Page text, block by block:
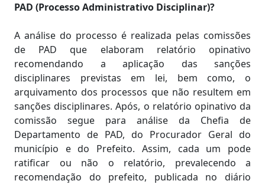
PAD (Processo Administrativo Disciplinar)?
A análise do processo é realizada pelas comissões
de PAD que elaboram relatório opinativo
recomendando a aplicação das sanções
disciplinares previstas em lei, bem como, o
arquivamento dos processos que não resultem em
sanções disciplinares. Após, o relatório opinativo da
comissão segue para análise da Chefia de
Departamento de PAD, do Procurador Geral do
município e do Prefeito. Assim, cada um pode
ratificar ou não o relatório, prevalecendo a
recomendação do prefeito, publicada no diário